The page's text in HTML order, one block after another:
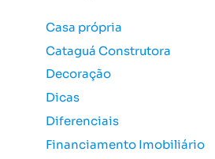
a
r
p
o
r
Casa própria
Cataguá Construtora
Decoração
Dicas
Diferenciais
Financiamento Imobiliário